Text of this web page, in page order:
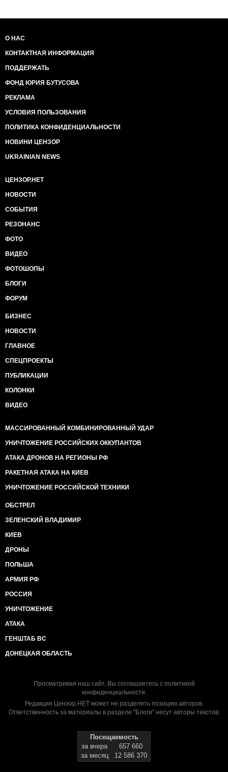
О НАС
КОНТАКТНАЯ ИНФОРМАЦИЯ
ПОДДЕРЖАТЬ
ФОНД ЮРИЯ БУТУСОВА
РЕКЛАМА
УСЛОВИЯ ПОЛЬЗОВАНИЯ
ПОЛИТИКА КОНФИДЕНЦИАЛЬНОСТИ
НОВИНИ ЦЕНЗОР
UKRAINIAN NEWS
ЦЕНЗОР.НЕТ
НОВОСТИ
СОБЫТИЯ
РЕЗОНАНС
ФОТО
ВИДЕО
ФОТОШОПЫ
БЛОГИ
ФОРУМ
БИЗНЕС
НОВОСТИ
ГЛАВНОЕ
СПЕЦПРОЕКТЫ
ПУБЛИКАЦИИ
КОЛОНКИ
ВИДЕО
МАССИРОВАННЫЙ КОМБИНИРОВАННЫЙ УДАР
УНИЧТОЖЕНИЕ РОССИЙСКИХ ОККУПАНТОВ
АТАКА ДРОНОВ НА РЕГИОНЫ РФ
РАКЕТНАЯ АТАКА НА КИЕВ
УНИЧТОЖЕНИЕ РОССИЙСКОЙ ТЕХНИКИ
ОБСТРЕЛ
ЗЕЛЕНСКИЙ ВЛАДИМИР
КИЕВ
ДРОНЫ
ПОЛЬША
АРМИЯ РФ
РОССИЯ
УНИЧТОЖЕНИЕ
АТАКА
ГЕНШТАБ ВС
ДОНЕЦКАЯ ОБЛАСТЬ
Просматривая наш сайт, Вы соглашаетесь с политикой
конфиденциальности.
Редакция Цензор.НЕТ может не разделять позицию авторов.
Ответственность за материалы в разделе "Блоги" несут авторы текстов.
Посещаемость
за вчера
657 660
за месяц
12 586 370